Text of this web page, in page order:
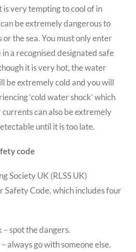
is very tempting to cool of in
be extremely dangerous to
or the sea. You must only enter
a recognised designated safe
it is very hot, the water
be extremely cold and you will
‘cold water shock’ which
can also be extremely
until it is too late.
code
Society UK (RLSS UK)
Safety Code, which includes four
– spot the dangers.
always go with someone else.